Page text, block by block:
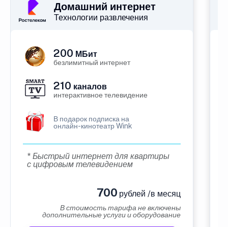
Домашний интернет
Технологии развлечения
200 МБит
безлимитный интернет
210 каналов
интерактивное телевидение
В подарок подписка на
онлайн-кинотеатр Wink
* Быстрый интернет для квартиры
с цифровым телевидением
700 рублей /в месяц
В стоимость тарифа не включены
дополнительные услуги и оборудование